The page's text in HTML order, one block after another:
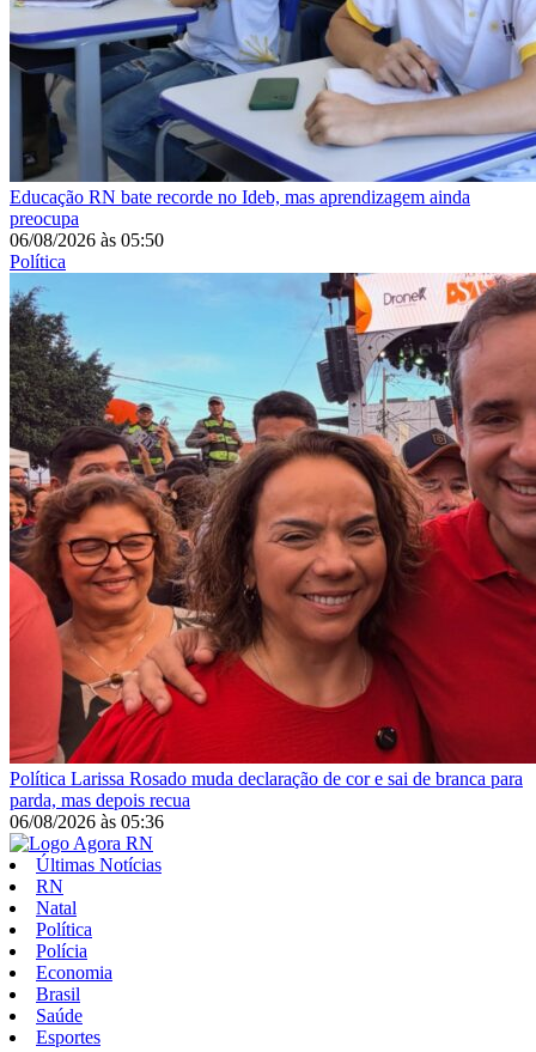
Educação RN bate recorde no Ideb, mas aprendizagem ainda
preocupa
06/08/2026 às 05:50
Política
Política Larissa Rosado muda declaração de cor e sai de branca para
parda, mas depois recua
06/08/2026 às 05:36
Últimas Notícias
RN
Natal
Política
Polícia
Economia
Brasil
Saúde
Esportes